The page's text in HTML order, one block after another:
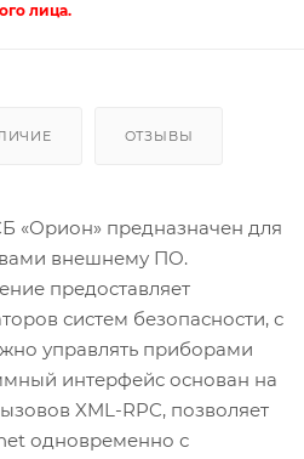
лица.
ОТЗЫВЫ
«Орион» предназначен для
внешнему ПО.
предоставляет
систем безопасности, с
управлять приборами
интерфейс основан на
XML-RPC, позволяет
одновременно с